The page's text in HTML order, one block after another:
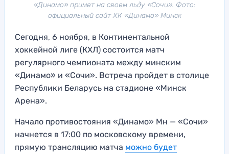
«Динамо» примет на своем льду «Сочи». Фото:
официальный сайт ХК «Динамо» Минск
Сегодня, 6 ноября, в Континентальной
хоккейной лиге (КХЛ) состоится матч
регулярного чемпионата между минским
«Динамо» и «Сочи». Встреча пройдет в столице
Республики Беларусь на стадионе «Минск
Арена».
Начало противостояния «Динамо» Мн — «Сочи»
начнется в 17:00 по московскому времени,
прямую трансляцию матча можно будет